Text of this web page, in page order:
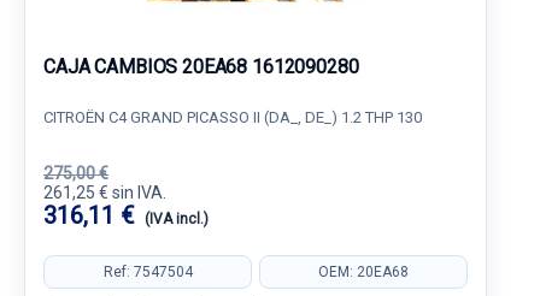
CAJA CAMBIOS 20EA68 1612090280
CITROËN C4 GRAND PICASSO II (DA_, DE_) 1.2 THP 130
275,00 €
261,25 € sin IVA.
316,11 € (IVA incl.)
Ref: 7547504 OEM: 20EA68